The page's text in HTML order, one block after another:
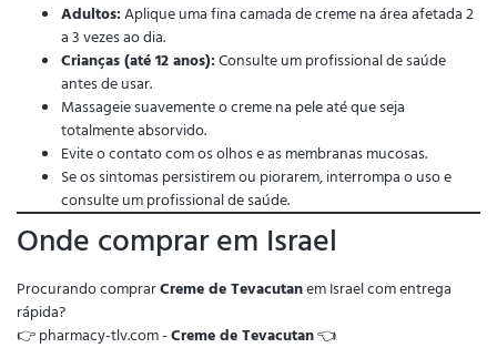
Adultos:Aplique uma fina camada de creme na área afetada 2
a 3 vezes ao dia.
Crianças (até 12 anos):Consulte um profissional de saúde
antes de usar.
Massageie suavemente o creme na pele até que seja
totalmente absorvido.
Evite o contato com os olhos e as membranas mucosas.
Se os sintomas persistirem ou piorarem, interrompa o uso e
consulte um profissional de saúde.
Onde comprar em Israel
Procurando comprarCreme de Tevacutanem Israel com entrega
rápida?
👉 pharmacy-tlv.com -Creme de Tevacutan👈